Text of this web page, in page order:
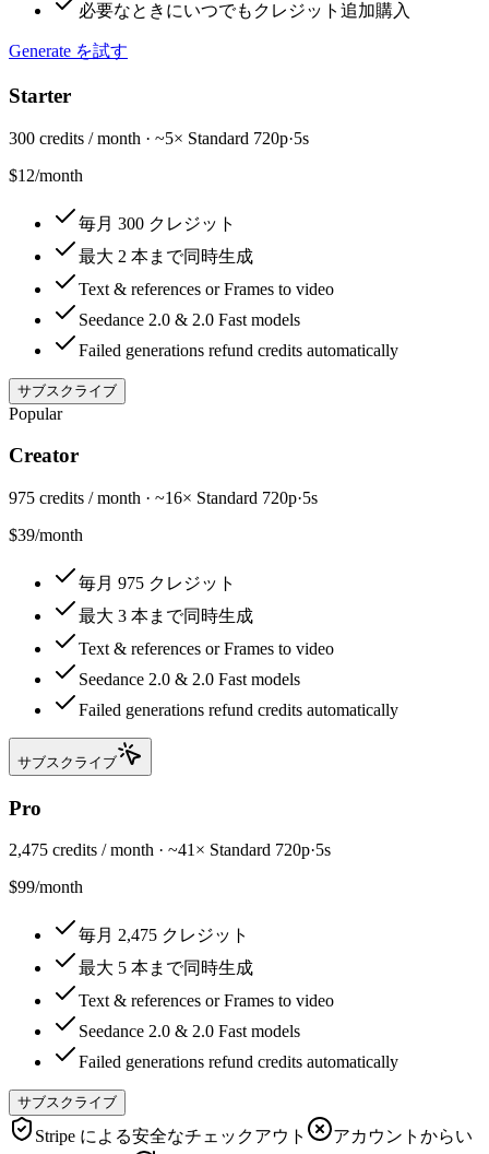
必要なときにいつでもクレジット追加購入
Generate を試す
Starter
300 credits / month · ~5× Standard 720p·5s
$12/month
毎月 300 クレジット
最大 2 本まで同時生成
Text & references or Frames to video
Seedance 2.0 & 2.0 Fast models
Failed generations refund credits automatically
サブスクライブ
Popular
Creator
975 credits / month · ~16× Standard 720p·5s
$39/month
毎月 975 クレジット
最大 3 本まで同時生成
Text & references or Frames to video
Seedance 2.0 & 2.0 Fast models
Failed generations refund credits automatically
サブスクライブ
Pro
2,475 credits / month · ~41× Standard 720p·5s
$99/month
毎月 2,475 クレジット
最大 5 本まで同時生成
Text & references or Frames to video
Seedance 2.0 & 2.0 Fast models
Failed generations refund credits automatically
サブスクライブ
Stripe による安全なチェックアウト
アカウントからい